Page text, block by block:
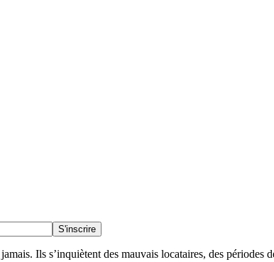
S'inscrire
Ils s’inquiètent des mauvais locataires, des périodes